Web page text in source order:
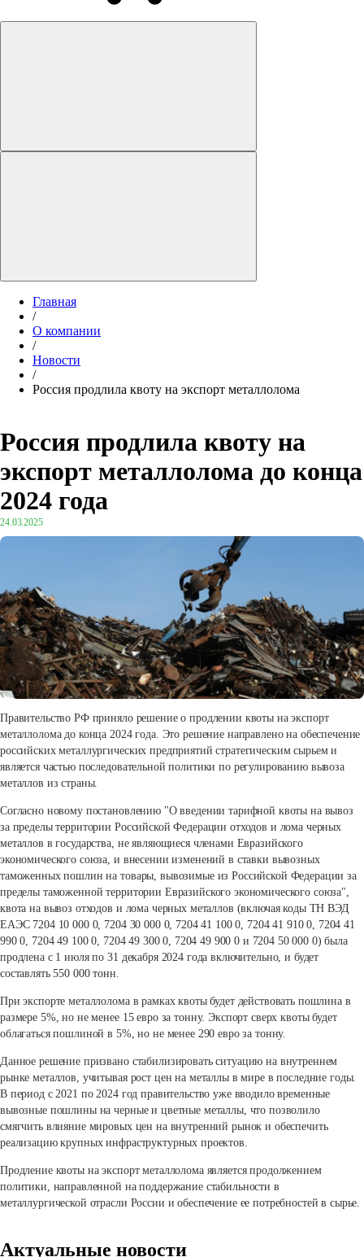
Главная
/
О компании
/
Новости
/
Россия продлила квоту на экспорт металлолома
Россия продлила квоту на
экспорт металлолома до конца
2024 года
24.03.2025
Правительство РФ приняло решение о продлении квоты на экспорт
металлолома до конца 2024 года. Это решение направлено на обеспечение
российских металлургических предприятий стратегическим сырьем и
является частью последовательной политики по регулированию вывоза
металлов из страны.
Согласно новому постановлению "О введении тарифной квоты на вывоз
за пределы территории Российской Федерации отходов и лома черных
металлов в государства, не являющиеся членами Евразийского
экономического союза, и внесении изменений в ставки вывозных
таможенных пошлин на товары, вывозимые из Российской Федерации за
пределы таможенной территории Евразийского экономического союза",
квота на вывоз отходов и лома черных металлов (включая коды ТН ВЭД
ЕАЭС 7204 10 000 0, 7204 30 000 0, 7204 41 100 0, 7204 41 910 0, 7204 41
990 0, 7204 49 100 0, 7204 49 300 0, 7204 49 900 0 и 7204 50 000 0) была
продлена с 1 июля по 31 декабря 2024 года включительно, и будет
составлять 550 000 тонн.
При экспорте металлолома в рамках квоты будет действовать пошлина в
размере 5%, но не менее 15 евро за тонну. Экспорт сверх квоты будет
облагаться пошлиной в 5%, но не менее 290 евро за тонну.
Данное решение призвано стабилизировать ситуацию на внутреннем
рынке металлов, учитывая рост цен на металлы в мире в последние годы.
В период с 2021 по 2024 год правительство уже вводило временные
вывозные пошлины на черные и цветные металлы, что позволило
смягчить влияние мировых цен на внутренний рынок и обеспечить
реализацию крупных инфраструктурных проектов.
Продление квоты на экспорт металлолома является продолжением
политики, направленной на поддержание стабильности в
металлургической отрасли России и обеспечение ее потребностей в сырье.
Актуальные новости